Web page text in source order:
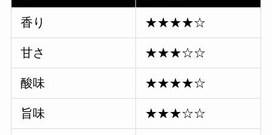
香り ★★★★☆
甘さ ★★★☆☆
酸味 ★★★★☆
旨味 ★★★☆☆